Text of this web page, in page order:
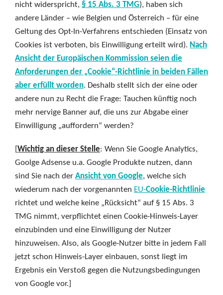
nicht widerspricht, § 15 Abs. 3 TMG), haben sich
andere Länder – wie Belgien und Österreich – für eine
Geltung des Opt-In-Verfahrens entschieden (Einsatz von
Cookies ist verboten, bis Einwilligung erteilt wird). Nach
Ansicht der Europäischen Kommission seien die
Anforderungen der „Cookie“-Richtlinie in beiden Fällen
aber erfüllt worden. Deshalb stellt sich der eine oder
andere nun zu Recht die Frage: Tauchen künftig noch
mehr nervige Banner auf, die uns zur Abgabe einer
Einwilligung „auffordern“ werden?
[Wichtig an dieser Stelle: Wenn Sie Google Analytics,
Goolge Adsense u.a. Google Produkte nutzen, dann
sind Sie nach der Ansicht von Google, welche sich
wiederum nach der vorgenannten EU-Cookie-Richtlinie
richtet und welche keine „Rücksicht“ auf § 15 Abs. 3
TMG nimmt, verpflichtet einen Cookie-Hinweis-Layer
einzubinden und eine Einwilligung der Nutzer
hinzuweisen. Also, als Google-Nutzer bitte in jedem Fall
jetzt schon Hinweis-Layer einbauen, sonst liegt im
Ergebnis ein Verstoß gegen die Nutzungsbedingungen
von Google vor.]